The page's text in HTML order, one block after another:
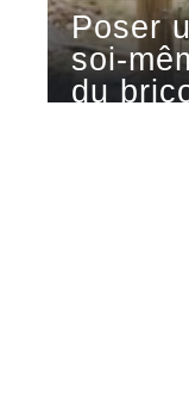
Poser
soi-
du